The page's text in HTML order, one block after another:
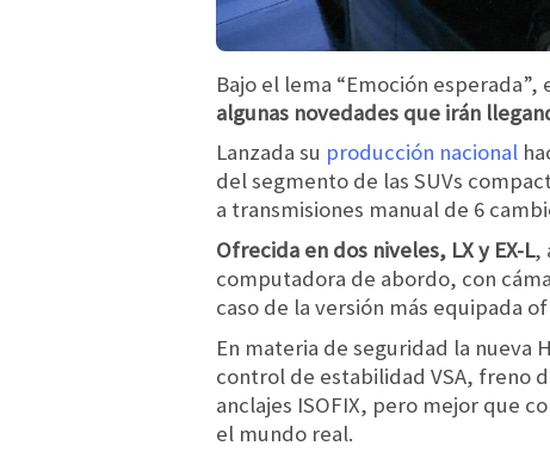
Bajo el lema “Emoción
algunas novedades que irán
Lanzada su producción nacional
del segmento de las SUVs
a transmisiones manual de 6
Ofrecida en dos niveles, LX y EX-L,
computadora de abordo, con
caso de la versión más equipada
En materia de seguridad la nueva
control de estabilidad VSA, freno
anclajes ISOFIX, pero mejor que
el mundo real.